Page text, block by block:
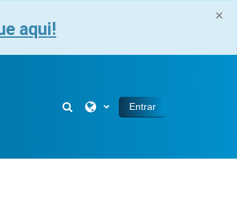
×
aqui!
Alternar entrada de pesquisa
Entrar